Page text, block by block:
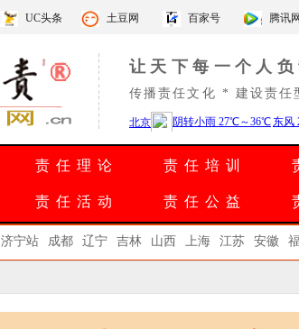
UC头条 土豆网 百家号 腾讯网
让天下每一个人
传播责任文化 * 建设责任
责任理论 责任培训
责任活动 责任公益
济宁站 成都 辽宁 吉林 山西 上海 江苏 安徽